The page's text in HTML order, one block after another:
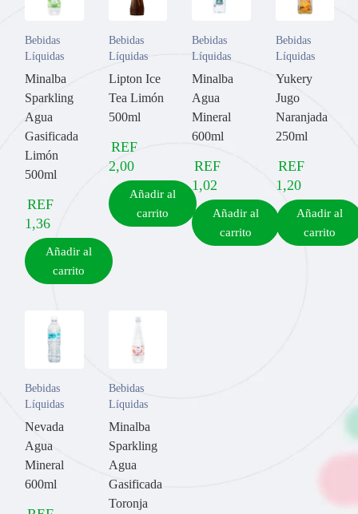
Bebidas
Líquidas
Minalba
Sparkling
Agua
Gasificada
Limón
500ml
REF
1,36
Añadir al
carrito
Bebidas
Líquidas
Lipton Ice
Tea Limón
500ml
REF
2,00
Añadir al
carrito
Bebidas
Líquidas
Minalba
Agua
Mineral
600ml
REF
1,02
Añadir al
carrito
Bebidas
Líquidas
Yukery
Jugo
Naranjada
250ml
REF
1,20
Añadir al
carrito
Bebidas
Líquidas
Nevada
Agua
Mineral
600ml
Bebidas
Líquidas
Minalba
Sparkling
Agua
Gasificada
Toronja